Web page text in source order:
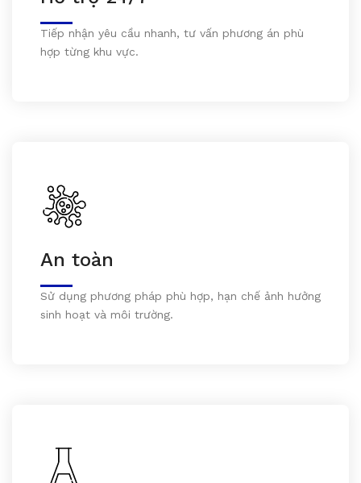
Tiếp nhận yêu cầu nhanh, tư vấn phương án phù
hợp từng khu vực.
An toàn
Sử dụng phương pháp phù hợp, hạn chế ảnh hưởng
sinh hoạt và môi trường.